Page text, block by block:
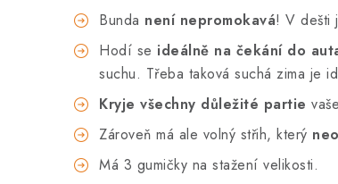
Bunda není nepromokavá! V dešti
Hodí se ideálně na čekání do
suchu. Třeba taková suchá zima je
Kryje všechny důležité partie
Zároveň má ale volný střih, který
Má 3 gumičky na stažení velikosti.